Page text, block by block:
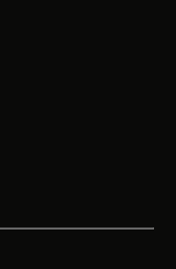
nueva
pestaña nueva
en una pestaña
en una pestaña